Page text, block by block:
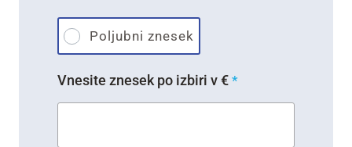
Poljubni znesek
Vnesite znesek po izbiri v €*